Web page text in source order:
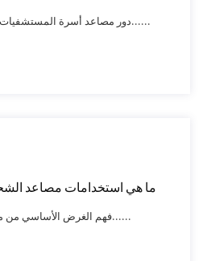
دور مصاعد أسرة المستشفيات في مرافق الرعاية الصح......
ما هي استخدامات مصاعد
فهم الغرض الأساسي من مصاعد الشحن مصاعد ال......